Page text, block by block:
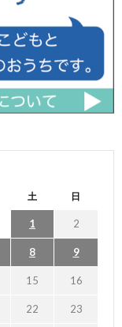
土 日
1 2
8 9
15 16
22 23